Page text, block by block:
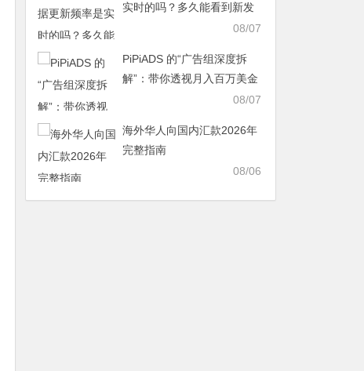
实时的吗？多久能看到新发
08/07
PiPiADS 的“广告组深度拆
解”：带你透视月入百万美金
08/07
海外华人向国内汇款2026年
完整指南
08/06